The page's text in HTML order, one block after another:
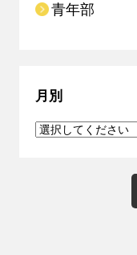
青年部
月別